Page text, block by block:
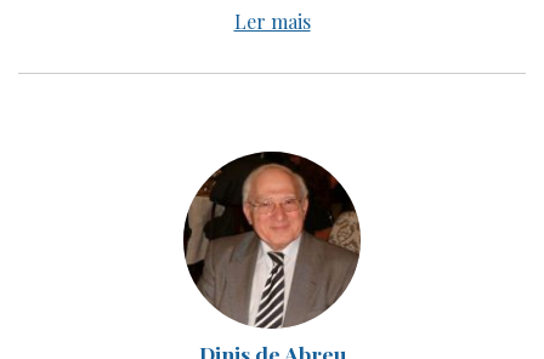
Ler mais
Dinis de Abreu